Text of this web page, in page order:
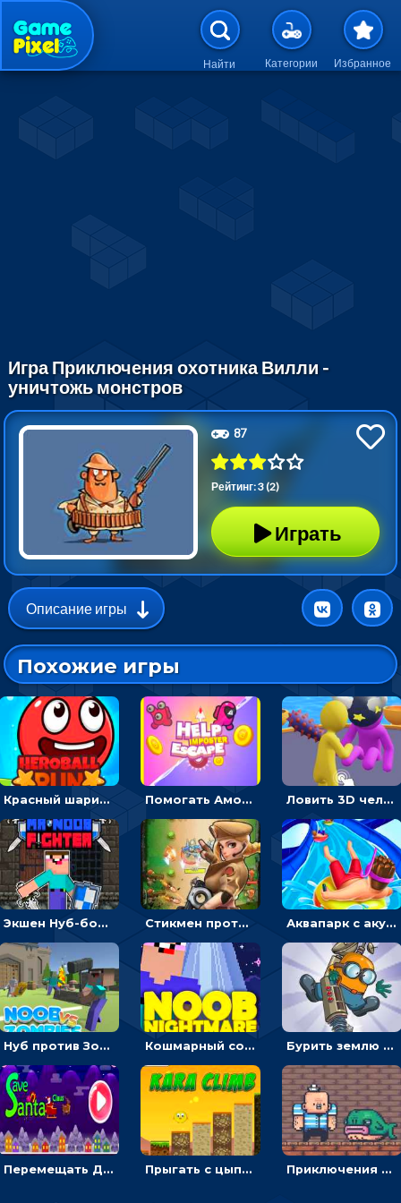
Перейти к основному
Найти Категории Избранное
Игра Приключения охотника Вилли -
уничтожь монстров
87
Рейтинг: 3 (2)
Играть
Описание игры
Похожие игры
Красный шарик-герой в бегах: прыгать, чтобы избегать препятствий Помогать Амонг Ас бежать из комнаты через преграды - приключения Ловить 3D человечком своего цвета и собирать драгоценности - гиперказуалка
Экшен Нуб-боец: прыгать через препятствия или бить врагов мечом Стикмен против Зомби: стрелять в зомби и развивать воина Аквапарк с акулами: жми, чтобы лететь к финишу по волнам
Нуб против Зомби: направлять линию на врага и бить молотом Кошмарный сон Нуба: балансируй, чтобы выжить Бурить землю с миньоном, чтобы собирать ископаемые - приключения
Перемещать Деда Мороза с оленями, чтобы стрелять по снеговикам - приключения Прыгать с цыпленком по столбикам вверх, чтобы собирать время - гиперказуальные Приключения Пиратские бомбы: собирать взрывчатку, пока не поднялась вода